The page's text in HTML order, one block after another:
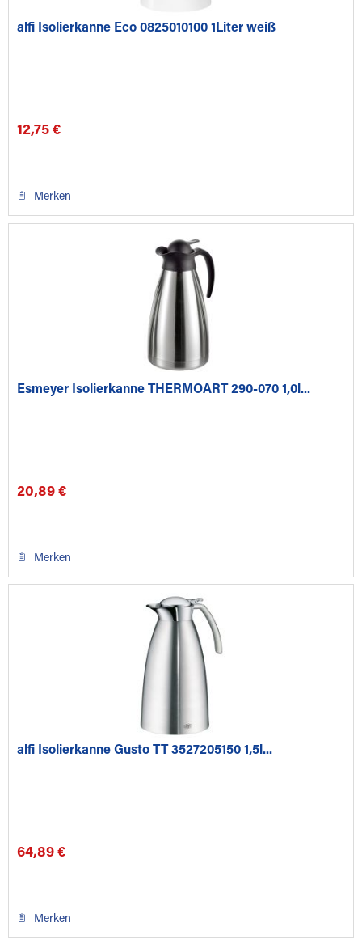
alfi Isolierkanne Eco 0825010100 1Liter weiß
12,75 €
Merken
Esmeyer Isolierkanne THERMOART 290-070 1,0l...
20,89 €
Merken
alfi Isolierkanne Gusto TT 3527205150 1,5l...
64,89 €
Merken